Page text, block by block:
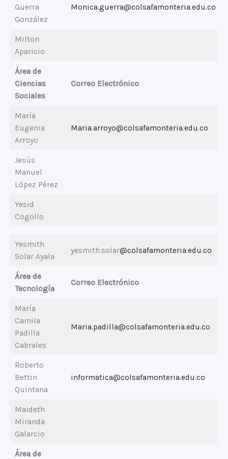
Guerra
González
Monica.guerra@colsafamonteria.edu.co
Milton
Aparicio
Área de
Ciencias
Sociales
Correo Electrónico
María
Eugenia
Arroyo
Maria.arroyo@colsafamonteria.edu.co
Jesús
Manuel
López Pérez
Yesid
Cogollo
Yesmith
Solar Ayala
yesmith.solar@colsafamonteria.edu.co
Área de
Tecnología
Correo Electrónico
María
Camila
Padilla
Cabrales
Maria.padilla@colsafamonteria.edu.co
Roberto
Bettin
Quintana
informatica@colsafamonteria.edu.co
Maideth
Miranda
Galarcio
Área de